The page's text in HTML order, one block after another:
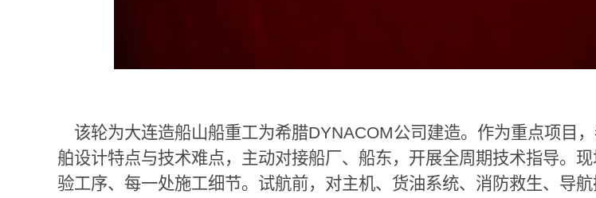
该轮为大连造船山船重工为希腊DYNACOM公司建造。作为重点项目
舶设计特点与技术难点，主动对接船厂、船东，开展全周期技术指导。
验工序、每一处施工细节。试航前，对主机、货油系统、消防救生、导